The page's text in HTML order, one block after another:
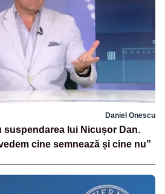
Daniel Onescu
suspendarea lui Nicușor Dan.
cine semnează și cine nu”